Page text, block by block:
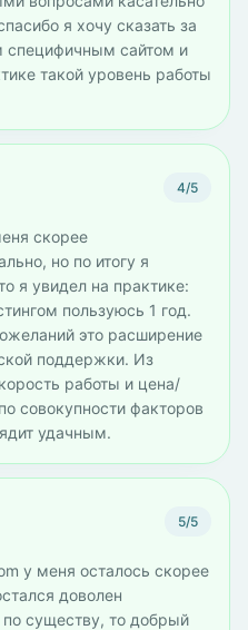
я хочу сказать за
сайтом и
такой уровень работы
4/5
скорее
но по итогу я
я увидел на практике:
пользуюсь 1 год.
это расширение
поддержки. Из
работы и цена/
совокупности факторов
удачным.
5/5
у меня осталось скорее
доволен
по существу, то добрый